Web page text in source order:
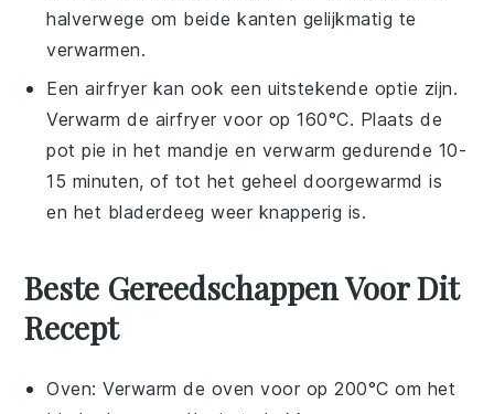
halverwege om beide kanten gelijkmatig te
verwarmen.
Een airfryer kan ook een uitstekende optie zijn.
Verwarm de airfryer voor op 160°C. Plaats de
pot pie in het mandje en verwarm gedurende 10-
15 minuten, of tot het geheel doorgewarmd is
en het bladerdeeg weer knapperig is.
Beste Gereedschappen Voor Dit
Recept
Oven: Verwarm de oven voor op 200°C om het